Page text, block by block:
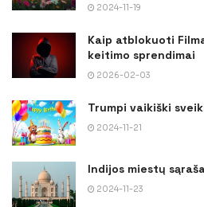
2024-11-19
Kaip atblokuoti
keitimo sprendimai
2026-02-03
Trumpi vaikiški
2024-11-21
Indijos miestų
2024-11-23